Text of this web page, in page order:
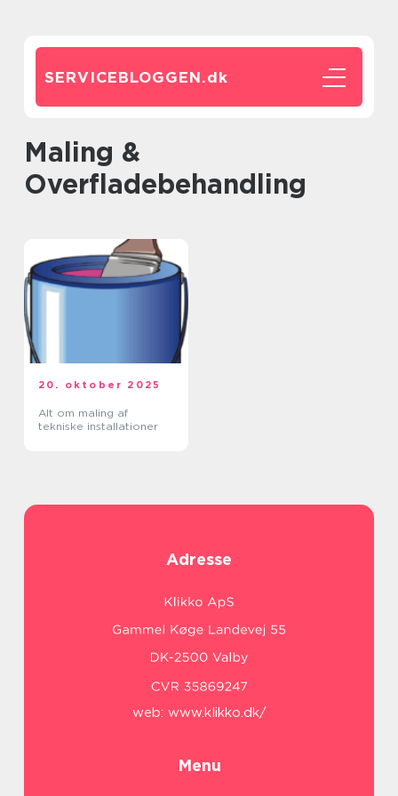
SERVICEBLOGGEN.dk
Maling &
Overfladebehandling
20. oktober 2025
Alt om maling af
tekniske installationer
Adresse
web: www.klikko.dk/
Menu